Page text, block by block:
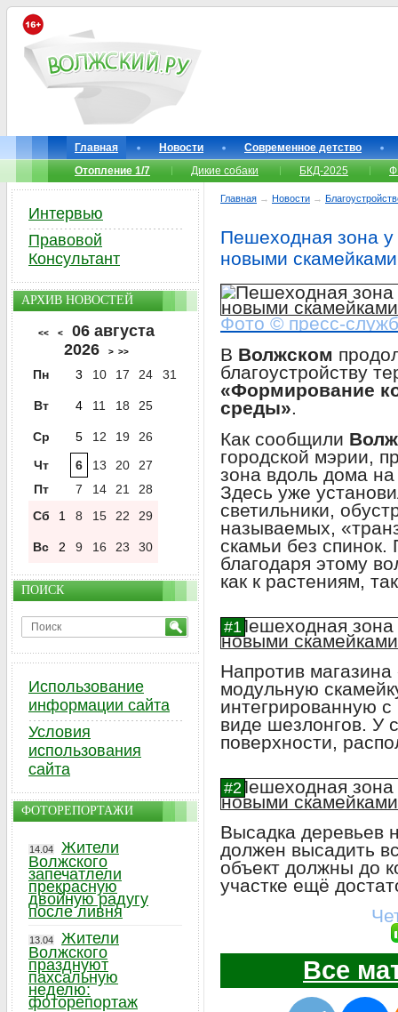
Главная Новости
Современное детство
Отопление 1/7
Дикие собаки БКД-2025
Главная → Новости →
Пешеходная зона у
новыми скамейками
Фото © пресс-
В Волжском
благоустройству
«Формирование
среды».
Как сообщили
городской мэрии,
зона вдоль дома
Здесь уже
светильники,
называемых,
скамьи без спинок.
благодаря этому
как к растениям,
Напротив
модульную
интегрированную
виде шезлонгов. У
поверхности,
Высадка деревьев
должен высадить
объект должны до
участке ещё
Все
Интервью
Правовой
Консультант
АРХИВ НОВОСТЕЙ
<< <
06 августа
2026
> >>
Пн 3 10 17 24 31
Вт 4 11 18 25
Ср 5 12 19
26
Чт
6 13 20
27
Пт
7 14 21
28
Сб
1 8 15 22 29
Вс 2 9 16 23 30
ПОИСК
Использование
информации сайта
Условия
использования
сайта
ФОТОРЕПОРТАЖИ
14.04
Жители
Волжского
запечатлели
прекрасную
двойную радугу
после ливня
13.04
Жители
Волжского
празднуют
пахсальную
неделю:
фоторепортаж